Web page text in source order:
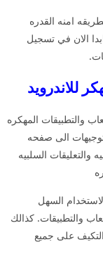
امنه القدره
الان في تسجيل
والتطبيقات المهكره
توجيهات الى صفحه
والتعليقات السلبيه
السهل
والتطبيقات. كذالك
على جميع